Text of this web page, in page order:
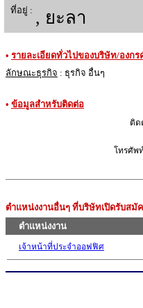
ที่อยู่ : , ยะลา
• รายละเอียดทั่วไปของบริษัท/องกร
ลักษณะธุรกิจ : ธุรกิจ อื่นๆ
• ข้อมูลสำหรับติดต่อ
ติด
โทรศัพ
ตำแหน่งงานอื่นๆ ที่บริษัทเปิดรับสมั
ตำแหน่งงาน
เจ้าหน้าที่ประจำออฟฟิศ